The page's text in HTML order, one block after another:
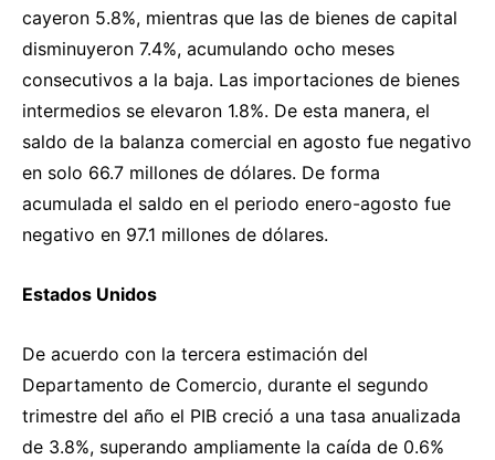
cayeron 5.8%, mientras que las de bienes de capital
disminuyeron 7.4%, acumulando ocho meses
consecutivos a la baja. Las importaciones de bienes
intermedios se elevaron 1.8%. De esta manera, el
saldo de la balanza comercial en agosto fue negativo
en solo 66.7 millones de dólares. De forma
acumulada el saldo en el periodo enero-agosto fue
negativo en 97.1 millones de dólares.
Estados Unidos
De acuerdo con la tercera estimación del
Departamento de Comercio, durante el segundo
trimestre del año el PIB creció a una tasa anualizada
de 3.8%, superando ampliamente la caída de 0.6%